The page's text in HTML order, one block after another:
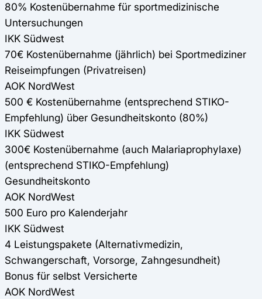
80% Kostenübernahme für sportmedizinische
Untersuchungen
IKK Südwest
70€ Kostenübernahme (jährlich) bei Sportmediziner
Reiseimpfungen (Privatreisen)
AOK NordWest
500 € Kostenübernahme (entsprechend STIKO-
Empfehlung) über Gesundheitskonto (80%)
IKK Südwest
300€ Kostenübernahme (auch Malariaprophylaxe)
(entsprechend STIKO-Empfehlung)
Gesundheitskonto
AOK NordWest
500 Euro pro Kalenderjahr
IKK Südwest
4 Leistungspakete (Alternativmedizin,
Schwangerschaft, Vorsorge, Zahngesundheit)
Bonus für selbst Versicherte
AOK NordWest